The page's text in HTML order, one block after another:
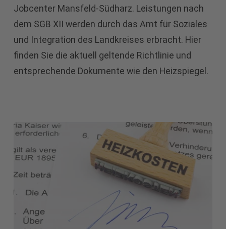
Jobcenter Mansfeld-Südharz. Leistungen nach
dem SGB XII werden durch das Amt für Soziales
und Integration des Landkreises erbracht. Hier
finden Sie die aktuell geltende Richtlinie und
entsprechende Dokumente wie den Heizspiegel.